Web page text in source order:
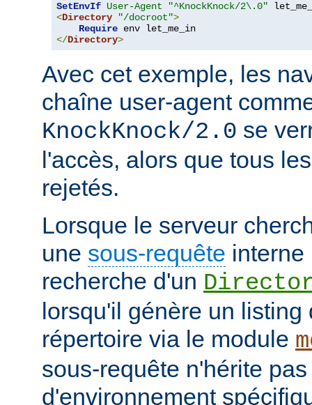
SetEnvIf User-Agent
"^KnockKnock/2\.0"
<Directory "/docroot">
Require
</Directory>
Avec cet exemple, les
chaîne user-agent
KnockKnock/2.0 se
l'accès, alors que tous
rejetés.
Lorsque le serveur
une sous-requête interne
recherche d'un
lorsqu'il génère un
répertoire via le module
sous-requête n'hérite
d'environnement